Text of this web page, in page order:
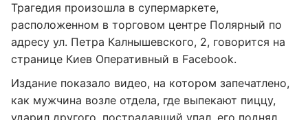
Трагедия произошла в супермаркете,
расположенном в торговом центре Полярный по
адресу ул. Петра Калнышевского, 2, говорится на
странице Киев Оперативный в Facebook.
Издание показало видео, на котором запечатлено,
как мужчина возле отдела, где выпекают пиццу,
ударил другого, пострадавший упал, его поднял